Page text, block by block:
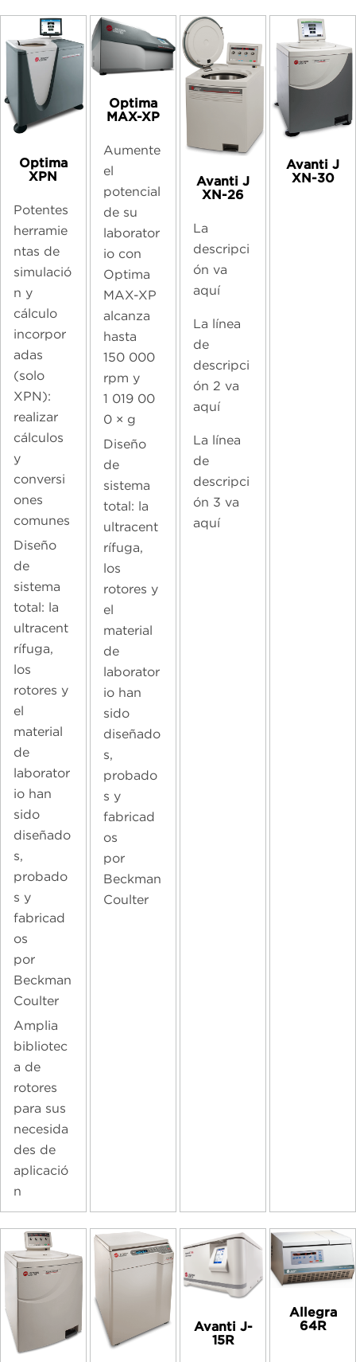
Optima
XPN
Potentes
herramie
ntas de
simulació
n y
cálculo
incorpor
adas
(solo
XPN):
realizar
cálculos
y
conversi
ones
comunes
Diseño
de
sistema
total: la
ultracent
rífuga,
los
rotores y
el
material
de
laborator
io han
sido
diseñado
s,
probado
s y
fabricad
os
por
Beckman
Coulter
Amplia
bibliotec
a de
rotores
para sus
necesida
des de
aplicació
n
Optima
MAX-XP
Aumente
el
potencial
de su
laborator
io con
Optima
MAX-XP
alcanza
hasta
150 000
rpm y
1 019 00
0 × g
Diseño
de
sistema
total: la
ultracent
rífuga,
los
rotores y
el
material
de
laborator
io han
sido
diseñado
s,
probado
s y
fabricad
os
por
Beckman
Coulter
Avanti J
XN-26
La
descripci
ón va
aquí
La línea
de
descripci
ón 2 va
aquí
La línea
de
descripci
ón 3 va
aquí
Avanti J
XN-30
Avanti J-
15R
Allegra
64R